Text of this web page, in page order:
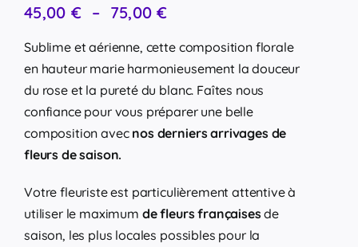
45,00 € – 75,00€Plage
prix :
45,00 €
à
75,00 €
Sublime et aérienne, cette composition florale
en hauteur marie harmonieusement la douceur
du rose et la pureté du blanc. Faîtes nous
confiance pour vous préparer une belle
composition avec nos derniers arrivages de
fleurs de saison.
Votre fleuriste est particulièrement attentive à
utiliser le maximum de fleurs françaisesde
saison, les plus locales possibles pour la